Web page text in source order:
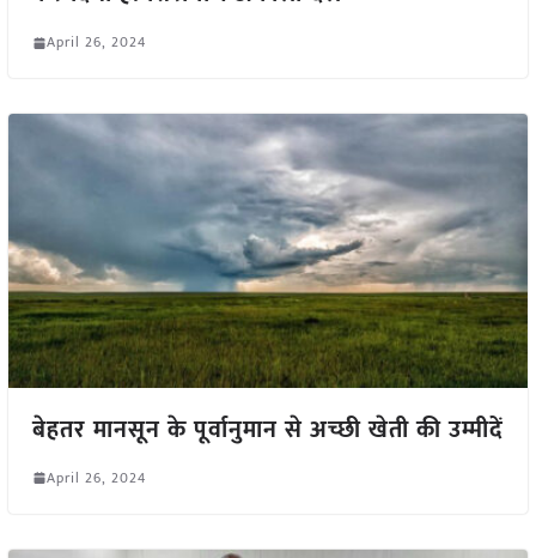
April 26, 2024
बेहतर मानसून के पूर्वानुमान से अच्छी खेती की उम्मीदें
April 26, 2024